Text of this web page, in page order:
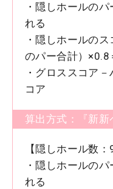
・隠しホールの
れる
・隠しホールの
のパー合計）
・グロススコア
コア
算出方式：『新新
【隠しホール数：
・隠しホールの
れる